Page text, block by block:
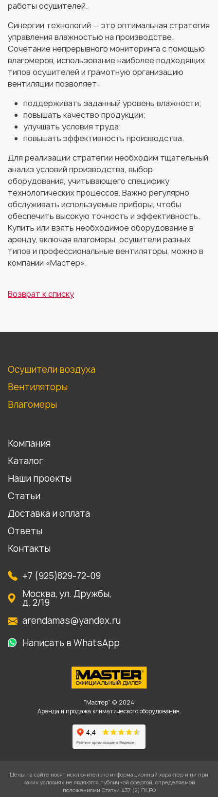
работы осушителей.
Синергии технологий — это оптимальная стратегия
управления влажностью на производстве.
Сочетание непрерывного мониторинга с помощью
влагомеров, использование наиболее подходящих
типов осушителей и грамотную организацию
вентиляции позволяет:
поддерживать заданный уровень влажности;
повышать качество продукции;
улучшать условия труда;
повышать эффективность производства.
Для реализации стратегии необходим тщательный
анализ условий производства, выбор
оборудования, учитывающего специфику
технологических процессов. Важно регулярно
обслуживать используемые приборы, чтобы
обеспечить высокую точность и эффективность.
Купить или взять необходимое оборудование в
аренду, включая влагомеры, осушители разных
типов и профессиональные вентиляторы, можно в
компании «Мастер».
Возврат к списку
Осушители воздуха
Вентиляторы
Влагомеры
Компания
Каталог
Наши проекты
Статьи
Доставка и оплата
Ответы
Контакты
+7 (925)829-72-09
Москва, ул. Дружбы,
д. 2/19
arendamas@yandex.ru
Написать в WhatsApp
"Мастер" © 2024
Аренда и продажа климатического оборудования.
Цены на сайте носят исключительно информационный характер и ни при
каких условиях не являются публичной офертой, определяемой
положениями Статьи 437 (2) ГК РФ